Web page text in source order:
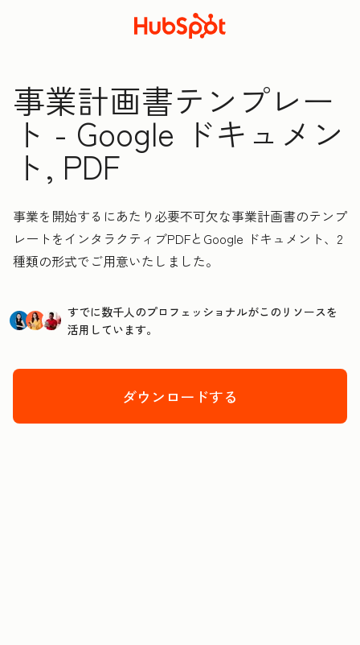
事業計画書テンプレー
ト - Google ドキュメン
ト, PDF
事業を開始するにあたり必要不可欠な事業計画書のテンプ
レートをインタラクティブPDFとGoogle ドキュメント、2
種類の形式でご用意いたしました。
すでに数千人のプロフェッショナルがこのリソースを
活用しています。
ダウンロードする